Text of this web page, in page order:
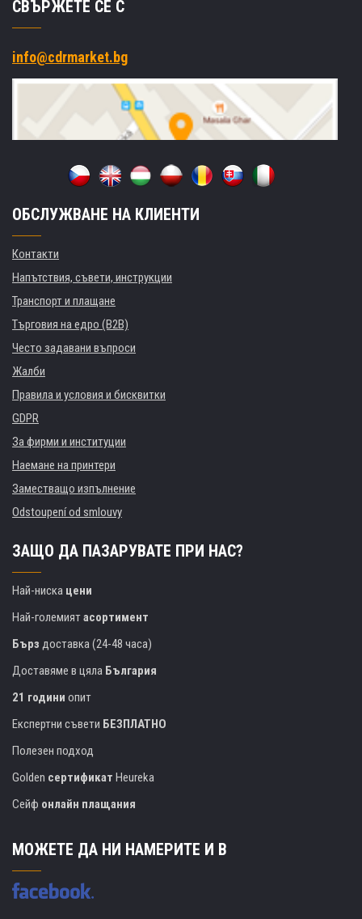
СВЪРЖЕТЕ СЕ С
info@cdrmarket.bg
ОБСЛУЖВАНЕ НА КЛИЕНТИ
Контакти
Напътствия, съвети, инструкции
Транспорт и плащане
Търговия на едро (B2B)
Често задавани въпроси
Жалби
Правила и условия и бисквитки
GDPR
За фирми и институции
Наемане на принтери
Заместващо изпълнение
Odstoupení od smlouvy
ЗАЩО ДА ПАЗАРУВАТЕ ПРИ НАС?
Най-ниска цени
Най-големиятасортимент
Бърз доставка (24-48 часа)
Доставяме в цяла България
21 години опит
Експертни съвети БЕЗПЛАТНО
Полезен подход
Golden сертификат Heureka
Сейф онлайн плащания
МОЖЕТЕ ДА НИ НАМЕРИТЕ И В